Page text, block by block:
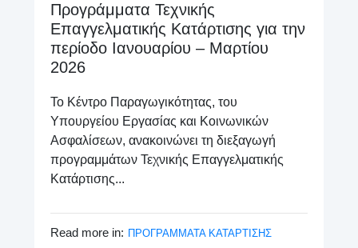
Προγράμματα Τεχνικής
Επαγγελματικής Κατάρτισης για την
περίοδο Ιανουαρίου – Μαρτίου
2026
Το Κέντρο Παραγωγικότητας, του
Υπουργείου Εργασίας και Κοινωνικών
Ασφαλίσεων, ανακοινώνει τη διεξαγωγή
προγραμμάτων Τεχνικής Επαγγελματικής
Κατάρτισης...
Read more in: ΠΡΟΓΡΑΜΜΑΤΑ ΚΑΤΑΡΤΙΣΗΣ